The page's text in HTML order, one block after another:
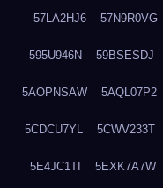
57LA2HJ6 57N9R0VG
595U946N 59BSESDJ
5AOPNSAW 5AQL07P2
5CDCU7YL 5CWV233T
5E4JC1TI 5EXK7A7W